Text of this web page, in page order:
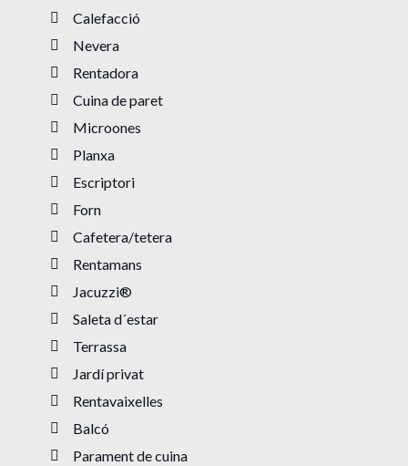
Calefacció
Nevera
Rentadora
Cuina de paret
Microones
Planxa
Escriptori
Forn
Cafetera/tetera
Rentamans
Jacuzzi®
Saleta d´estar
Terrassa
Jardí privat
Rentavaixelles
Balcó
Parament de cuina